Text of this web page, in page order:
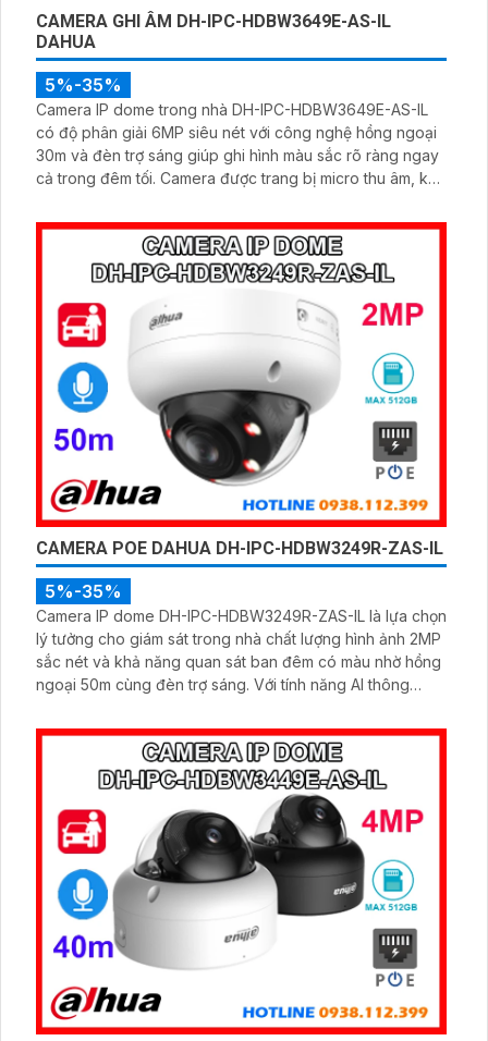
CAMERA GHI ÂM DH-IPC-HDBW3649E-AS-IL
DAHUA
5%-35%
Camera IP dome trong nhà DH-IPC-HDBW3649E-AS-IL
có độ phân giải 6MP siêu nét với công nghệ hồng ngoại
30m và đèn trợ sáng giúp ghi hình màu sắc rõ ràng ngay
cả trong đêm tối. Camera được trang bị micro thu âm, khe
nhận diện chính xác người và phương tiện nâng cao hiệu
CAMERA POE DAHUA DH-IPC-HDBW3249R-ZAS-IL
5%-35%
Camera IP dome DH-IPC-HDBW3249R-ZAS-IL là lựa chọn
lý tưởng cho giám sát trong nhà chất lượng hình ảnh 2MP
sắc nét và khả năng quan sát ban đêm có màu nhờ hồng
ngoại 50m cùng đèn trợ sáng. Với tính năng AI thông
phương tiện, hỗ trợ ghi âm qua micro tích hợp và lưu trữ
tối đa 512GB qua khe thẻ nhớ, camera hỗ trợ PoE lắp đặt